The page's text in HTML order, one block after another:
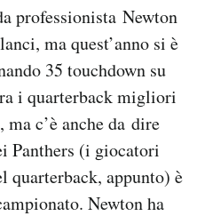
professionista Newton
ma quest’anno si è
35 touchdown su
i quarterback migliori
c’è anche da dire
Panthers (i giocatori
quarterback, appunto) è
Newton ha